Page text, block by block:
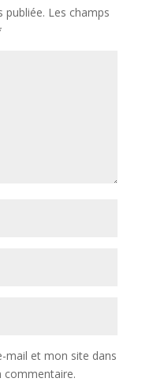
publiée. Les champs
mail et mon site dans
commentaire.